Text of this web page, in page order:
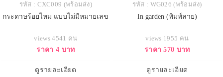
รหัส : CXC009 (พร้อมส่ง)
กระดาษร้อยไหม แบบไม่มีหมายเลข
views 4541 คน
ราคา 4 บาท
ดูรายละเอียด
รหัส : WG026 (พร้อมส่ง)
In garden (พิมพ์ลาย)
views 1955 คน
ราคา 570 บาท
ดูรายละเอียด